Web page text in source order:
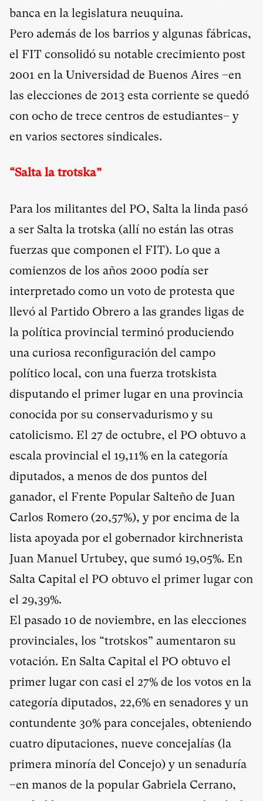
banca en la legislatura neuquina.
Pero además de los barrios y algunas fábricas,
el FIT consolidó su notable crecimiento post
2001 en la Universidad de Buenos Aires –en
las elecciones de 2013 esta corriente se quedó
con ocho de trece centros de estudiantes– y
en varios sectores sindicales.
“Salta la trotska”
Para los militantes del PO, Salta la linda pasó
a ser Salta la trotska (allí no están las otras
fuerzas que componen el FIT). Lo que a
comienzos de los años 2000 podía ser
interpretado como un voto de protesta que
llevó al Partido Obrero a las grandes ligas de
la política provincial terminó produciendo
una curiosa reconfiguración del campo
político local, con una fuerza trotskista
disputando el primer lugar en una provincia
conocida por su conservadurismo y su
catolicismo. El 27 de octubre, el PO obtuvo a
escala provincial el 19,11% en la categoría
diputados, a menos de dos puntos del
ganador, el Frente Popular Salteño de Juan
Carlos Romero (20,57%), y por encima de la
lista apoyada por el gobernador kirchnerista
Juan Manuel Urtubey, que sumó 19,05%. En
Salta Capital el PO obtuvo el primer lugar con
el 29,39%.
El pasado 10 de noviembre, en las elecciones
provinciales, los “trotskos” aumentaron su
votación. En Salta Capital el PO obtuvo el
primer lugar con casi el 27% de los votos en la
categoría diputados, 22,6% en senadores y un
contundente 30% para concejales, obteniendo
cuatro diputaciones, nueve concejalías (la
primera minoría del Concejo) y un senaduría
–en manos de la popular Gabriela Cerrano,